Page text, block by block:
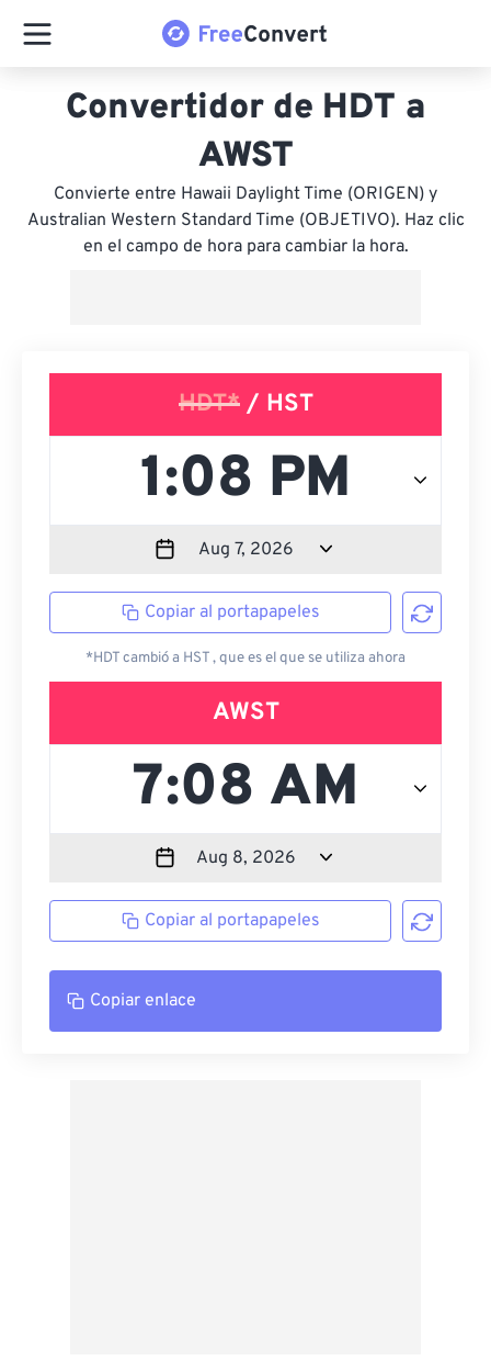
Convertidor de HDT a
AWST
Convierte entre Hawaii Daylight Time (ORIGEN) y
Australian Western Standard Time (OBJETIVO). Haz clic
en el campo de hora para cambiar la hora.
HDT*/ HST
Copiar al portapapeles
*HDT cambió a HST , que es el que se utiliza ahora
AWST
Copiar al portapapeles
Copiar enlace